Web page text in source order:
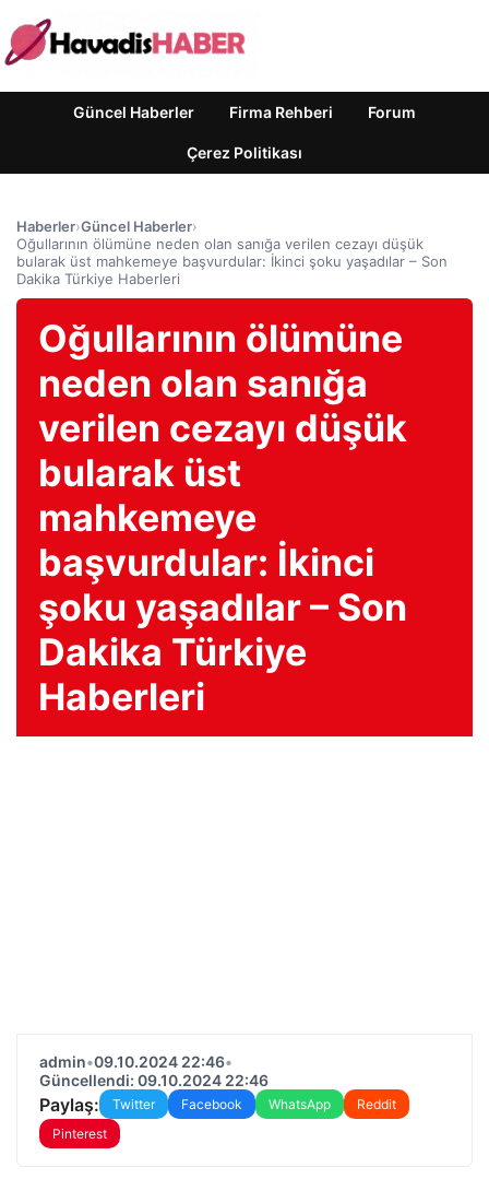
Güncel Haberler Firma Rehberi Forum
Çerez Politikası
Haberler›Güncel Haberler›
Oğullarının ölümüne neden olan sanığa verilen cezayı düşük
bularak üst mahkemeye başvurdular: İkinci şoku yaşadılar – Son
Dakika Türkiye Haberleri
Oğullarının ölümüne
neden olan sanığa
verilen cezayı düşük
bularak üst
mahkemeye
başvurdular: İkinci
şoku yaşadılar – Son
Dakika Türkiye
Haberleri
admin•09.10.2024 22:46•
Güncellendi: 09.10.2024 22:46
Paylaş: Twitter Facebook WhatsApp
Reddit
Pinterest